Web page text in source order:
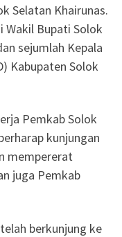
Selatan Khairunas.
Wakil Bupati Solok
sejumlah Kepala
Kabupaten Solok
Pemkab Solok
kunjungan
mempererat
juga Pemkab
berkunjung ke